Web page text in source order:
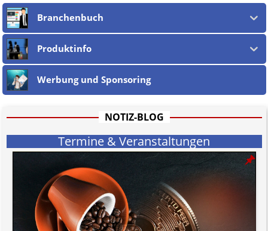
Branchenbuch
Produktinfo
Werbung und Sponsoring
NOTIZ-BLOG
Termine & Veranstaltungen